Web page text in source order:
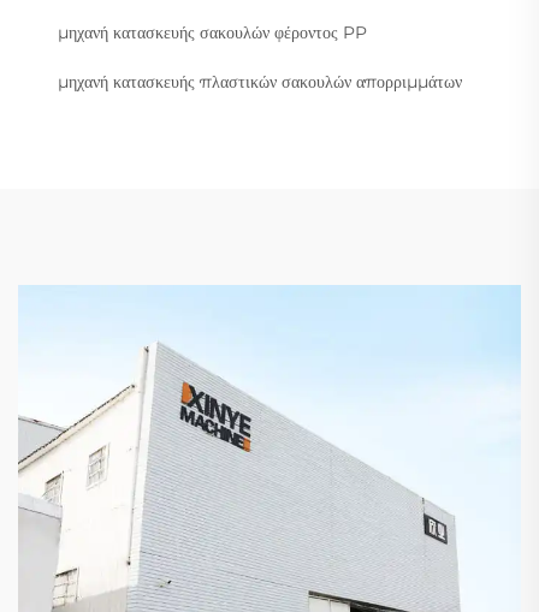
μηχανή κατασκευής σακουλών φέροντος PP
μηχανή κατασκευής πλαστικών σακουλών απορριμμάτων